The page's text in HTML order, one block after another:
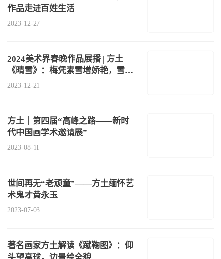
作品走进百姓生活
2023-12-27
2024美术界春晚作品展播 | 方土
《晴雪》：梅凭素雪增娇艳，雪借
梅花一缕香
2023-12-21
方土｜第四届“高峰之路——新时
代中国画学术邀请展”
2023-08-11
世间再无“老顽童”——方土缅怀艺
术鬼才黄永玉
2023-07-03
著名画家方土解读《蹴鞠图》：仰